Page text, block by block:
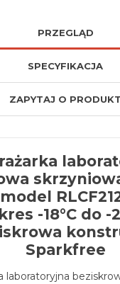
PRZEGLĄD
SPECYFIKACJA
ZAPYTAJ O PRODUKT
-18°C do -
Sparkfree
laboratoryjna